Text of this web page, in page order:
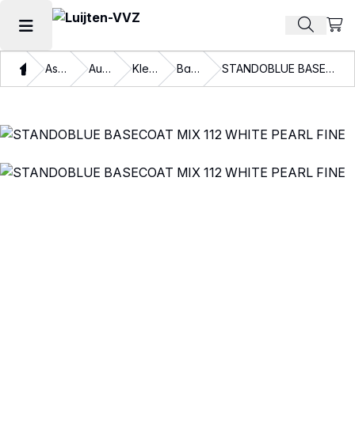
Hoofdmenu openen Zoek
ThuisAssortiment Autolakken Kleurlakken Basislakken STANDOBLUE BASECOAT MIX 112 WHITE PEARL FINE